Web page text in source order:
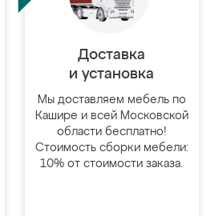
Доставка
и установка
Мы доставляем мебель по
Кашире и всей Московской
области бесплатно!
Стоимость сборки мебели:
10% от стоимости заказа.